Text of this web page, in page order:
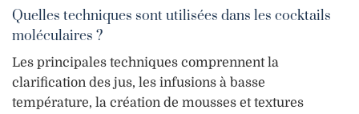
Quelles techniques sont utilisées dans les cocktails
moléculaires ?
Les principales techniques comprennent la
clarification des jus, les infusions à basse
température, la création de mousses et textures